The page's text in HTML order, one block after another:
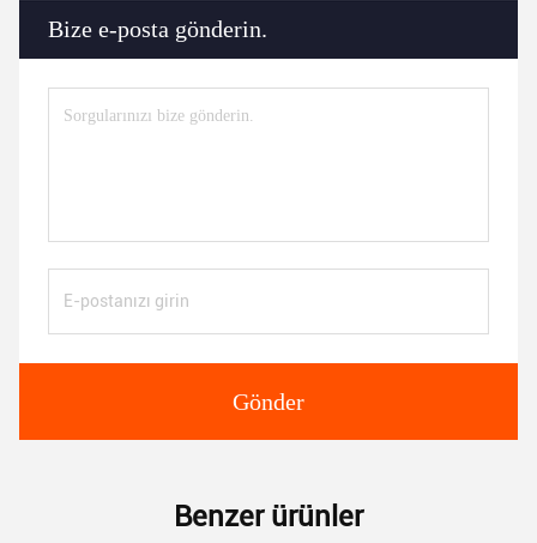
Bize e-posta gönderin.
Gönder
Benzer ürünler